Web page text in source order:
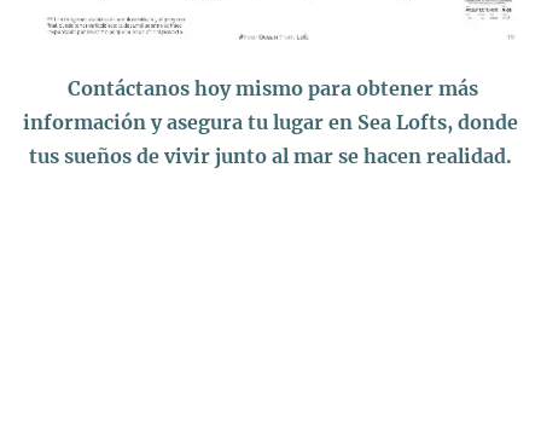
Contáctanos hoy mismo para obtener más
información y asegura tu lugar en Sea Lofts, donde
tus sueños de vivir junto al mar se hacen realidad.